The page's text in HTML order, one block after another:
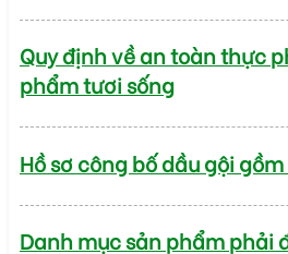
Quy định về an toàn thực
phẩm tươi sống
Hồ sơ công bố dầu gội
Danh mục sản phẩm phải